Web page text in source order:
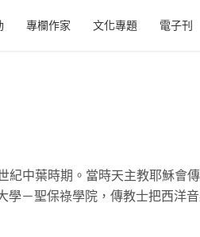
專欄作家 文化專題 電子刊
紀中葉時期。當時天主教耶穌會
學－聖保祿學院，傳教士把西洋